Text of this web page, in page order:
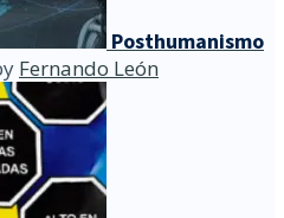
Posthumanismo
Fernando León